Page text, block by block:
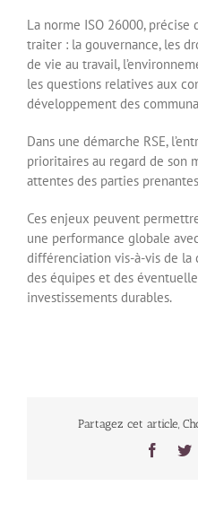
La norme ISO 26000, précise
traiter : la gouvernance, les
de vie au travail,
les questions relatives aux
développement des
Dans une démarche RSE,
prioritaires au regard de son
attentes des parties prenantes
Ces enjeux peuvent
une performance globale
différenciation vis-à-vis de la
des équipes et des
investissements durables.
Partagez cet article,